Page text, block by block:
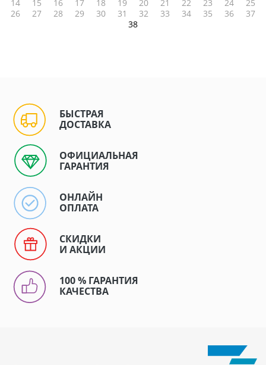
14
15 16 17 18 19 20 21 22 23 24
25
26
27 28 29 30 31 32 33 34 35 36
37
38
БЫСТРАЯ
ДОСТАВКА
ОФИЦИАЛЬНАЯ
ГАРАНТИЯ
ОНЛАЙН
ОПЛАТА
СКИДКИ
И АКЦИИ
100 % ГАРАНТИЯ
КАЧЕСТВА